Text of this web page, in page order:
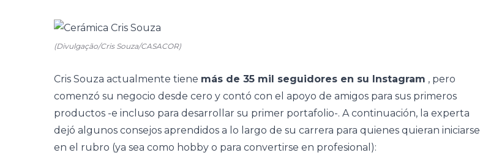
(Divulgação/Cris Souza/CASACOR)
Cris Souza actualmente tiene más de 35 mil seguidores en su Instagram , pero
comenzó su negocio desde cero y contó con el apoyo de amigos para sus primeros
productos -e incluso para desarrollar su primer portafolio-. A continuación, la experta
dejó algunos consejos aprendidos a lo largo de su carrera para quienes quieran iniciarse
en el rubro (ya sea como hobby o para convertirse en profesional):